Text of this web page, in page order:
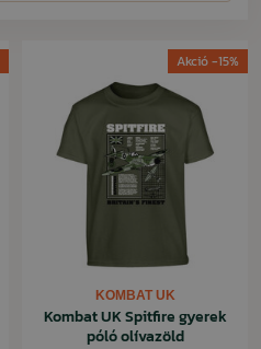
Akció -15%
KOMBAT UK
Kombat UK Spitfire gyerek
póló olívazöld